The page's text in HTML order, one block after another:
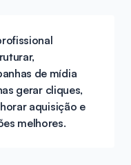
de mídia
gerar cliques,
aquisição e
melhores.